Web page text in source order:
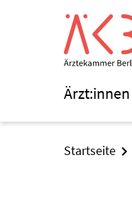
Ärzt:innen
Startseite